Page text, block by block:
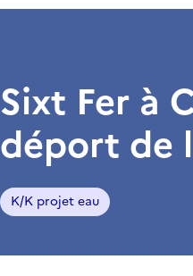
Sixt Fer à
déport de
K/K projet eau